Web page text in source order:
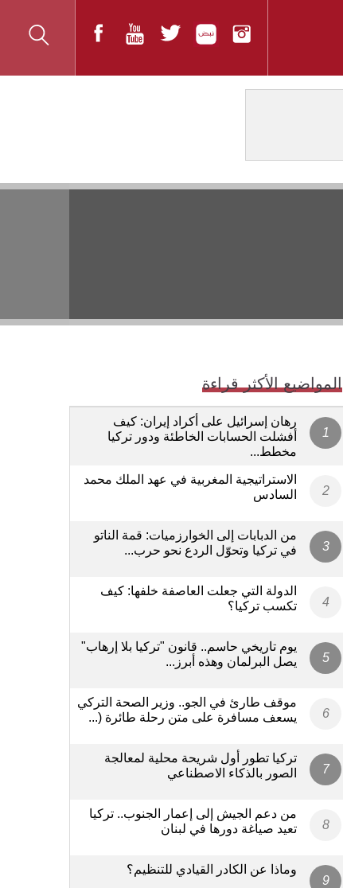
المواضيع الأكثر قراءة
رهان إسرائيل على أكراد إيران: كيف
أفشلت الحسابات الخاطئة ودور تركيا
مخطط...
الاستراتيجية المغربية في عهد الملك محمد
السادس
من الدبابات إلى الخوارزميات: قمة الناتو
في تركيا وتحوّل الردع نحو حرب...
الدولة التي جعلت العاصفة خلفها: كيف
تكسب تركيا؟
يوم تاريخي حاسم.. قانون "تركيا بلا إرهاب"
يصل البرلمان وهذه أبرز...
موقف طارئ في الجو.. وزير الصحة التركي
يسعف مسافرة على متن رحلة طائرة (...
تركيا تطور أول شريحة محلية لمعالجة
الصور بالذكاء الاصطناعي
من دعم الجيش إلى إعمار الجنوب.. تركيا
تعيد صياغة دورها في لبنان
وماذا عن الكادر القيادي للتنظيم؟